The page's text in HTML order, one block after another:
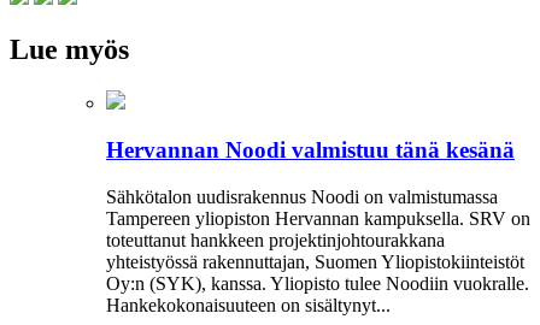
Lue myös
Hervannan Noodi valmistuu tänä kesänä
Sähkötalon uudisrakennus Noodi on valmistumassa
Tampereen yliopiston Hervannan kampuksella. SRV on
toteuttanut hankkeen projektinjohtourakkana
yhteistyössä rakennuttajan, Suomen Yliopistokiinteistöt
Oy:n (SYK), kanssa. Yliopisto tulee Noodiin vuokralle.
Hankekokonaisuuteen on sisältynyt...